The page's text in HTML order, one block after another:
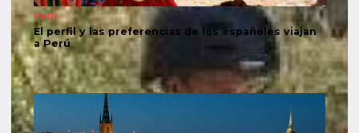
Perú
El perfil y las preferencias de los españoles viajan
a Perú